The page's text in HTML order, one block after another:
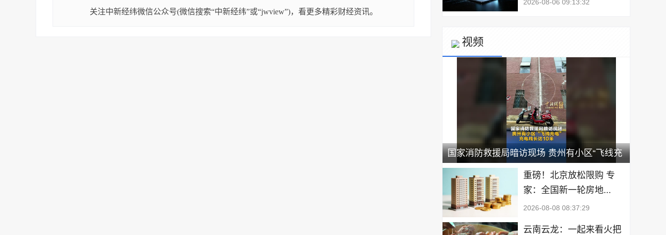
关注中新经纬微信公众号(微信搜索“中新经纬”或“jwview”)，看更多精彩财经资讯。
2026-08-06 09:13:32
视频
国家消防救援局暗访现场 贵州有小区“飞线充
电” 充电线长达10米重磅！北京放松限购 专
家：全国新一轮房地...
2026-08-08 08:37:29
云南云龙：一起来看火把